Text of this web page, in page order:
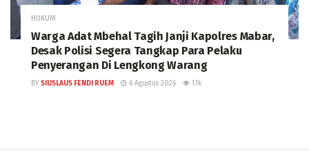
HUKUM
Warga Adat Mbehal Tagih Janji Kapolres Mabar,
Desak Polisi Segera Tangkap Para Pelaku
Penyerangan Di Lengkong Warang
BY SIUSLAUS FENDI RUEM 6 Agustus 2026 1.1k